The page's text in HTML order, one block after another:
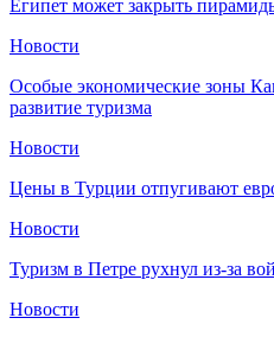
Египет может закрыть
Новости
Особые экономические зоны
развитие туризма
Новости
Цены в Турции отпугивают
Новости
Туризм в Петре рухнул из-за
Новости